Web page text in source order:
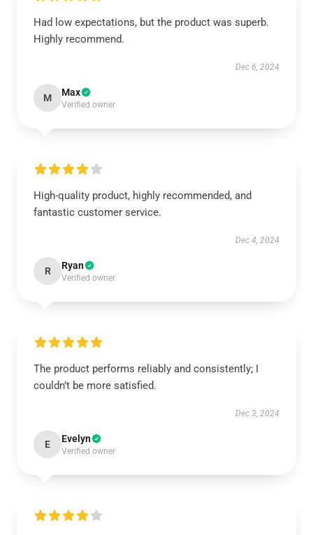
Had low expectations, but the product was superb.
Highly recommend.
Dec 6, 2024
M Max
Verified owner
High-quality product, highly recommended, and
fantastic customer service.
Dec 4, 2024
R Ryan
Verified owner
The product performs reliably and consistently; I
couldn’t be more satisfied.
Dec 3, 2024
E Evelyn
Verified owner